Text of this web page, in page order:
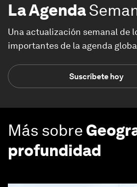
La Agenda
Una actualización semanal de
importantes de la agenda
Suscríbete hoy
Más sobre
profundidad